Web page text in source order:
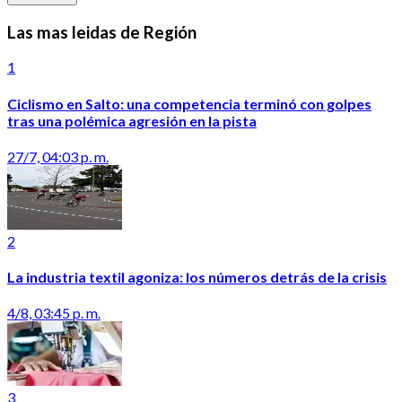
Las mas leidas de Región
1
Ciclismo en Salto: una competencia terminó con golpes
tras una polémica agresión en la pista
27/7, 04:03 p. m.
2
La industria textil agoniza: los números detrás de la crisis
4/8, 03:45 p. m.
3